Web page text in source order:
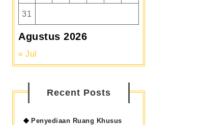
Agustus 2026
31
« Jul
Recent Posts
Penyediaan Ruang Khusus